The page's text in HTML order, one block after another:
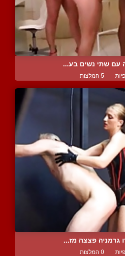
עם שתי נשים בע...
| 5 המלצות
גרמניה פצצה מז...
| 0 המלצות